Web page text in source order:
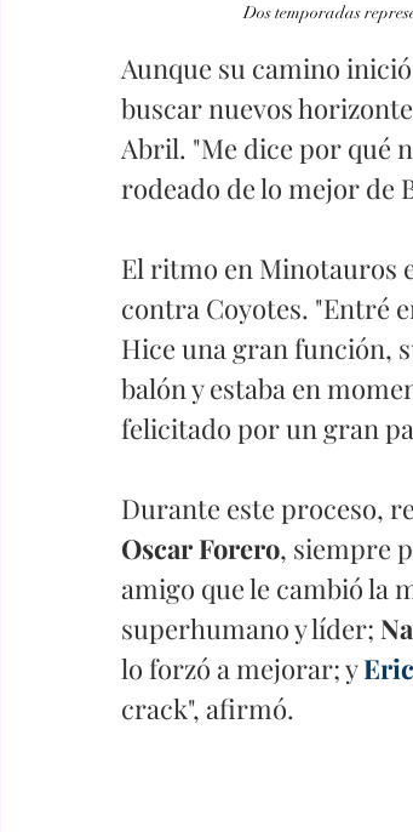
Dos temporadas
Aunque su camino
buscar nuevos
Abril. "Me dice por qué
rodeado de lo mejor de
El ritmo en Minotauros
contra Coyotes. "Entré
Hice una gran función,
balón y estaba en
felicitado por un gran
Durante este proceso,
Oscar Forero, siempre
amigo que le cambió la
superhumano y líder;
lo forzó a mejorar; y
crack", afirmó.